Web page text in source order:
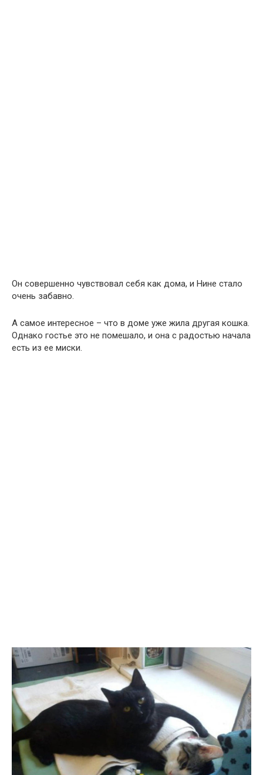
Он совершенно чувствовал себя как дома, и Нине стало
очень забавно.
А самое интересное – что в доме уже жила другая кошка.
Однако гостье это не помешало, и она с радостью начала
есть из ее миски.